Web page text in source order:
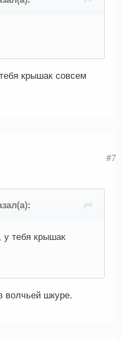
крышак совсем
#7
тебя крышак
волчьей шкуре.